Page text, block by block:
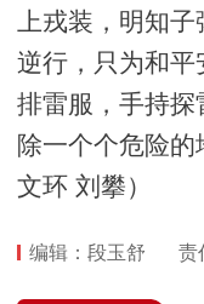
上戎装，明知
逆行，只为和
排雷服，手持
除一个个危险
文环 刘攀）
编辑：段玉舒 责